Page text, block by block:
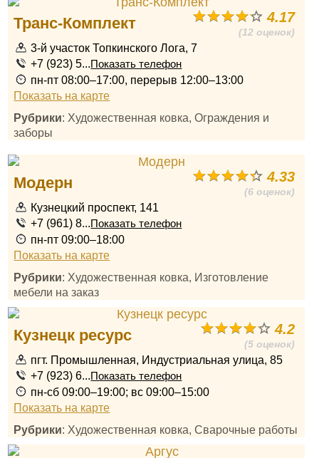
4.17
(12 оценок)
Транс-Комплект
3-й участок Топкинского Лога, 7
+7 (923) 5...Показать телефон
пн-пт 08:00–17:00, перерыв 12:00–13:00
Показать на карте
Рубрики: Художественная ковка, Ограждения и
заборы
4.33
(6 оценок)
Модерн
Кузнецкий проспект, 141
+7 (961) 8...Показать телефон
пн-пт 09:00–18:00
Показать на карте
Рубрики: Художественная ковка, Изготовление
мебели на заказ
4.2
(5 оценок)
Кузнецк ресурс
пгт. Промышленная, Индустриальная улица, 85
+7 (923) 6...Показать телефон
пн-сб 09:00–19:00; вс 09:00–15:00
Показать на карте
Рубрики: Художественная ковка, Сварочные работы